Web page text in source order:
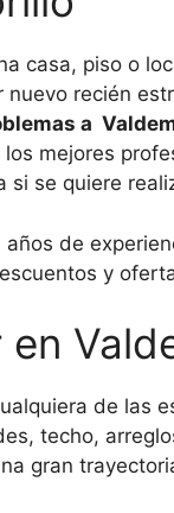
casa, piso o
recién
a
mejores
se quiere
de
y
de las
techo,
gran